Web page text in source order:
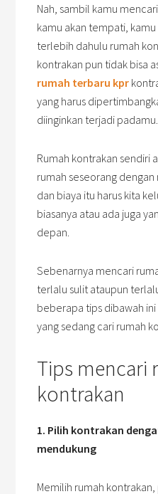
Nah, sambil kamu
kamu akan tempati,
terlebih dahulu rumah
kontrakan pun tidak bisa
rumah terbaru kpr
yang harus
diinginkan terjadi padamu.
Rumah kontrakan sendiri
rumah seseorang
dan biaya itu harus kita
biasanya atau ada juga
depan.
Sebenarnya mencari
terlalu sulit ataupun
beberapa tips dibawah
yang sedang cari rumah
Tips mencari
kontrakan
1. Pilih kontrakan
mendukung
Memilih rumah